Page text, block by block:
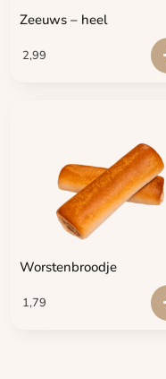
Zeeuws – heel
2,99
Worstenbroodje
1,79